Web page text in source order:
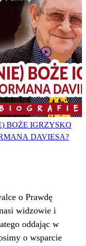
BOŻE IGRZYSKO
DAVIESA?
o Prawdę
widzowie i
oddając w
o wsparcie